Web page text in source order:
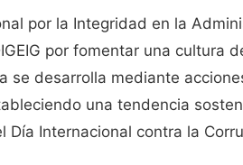
por la Integridad en la
por fomentar una cultura
se desarrolla mediante
una tendencia
Día Internacional contra la